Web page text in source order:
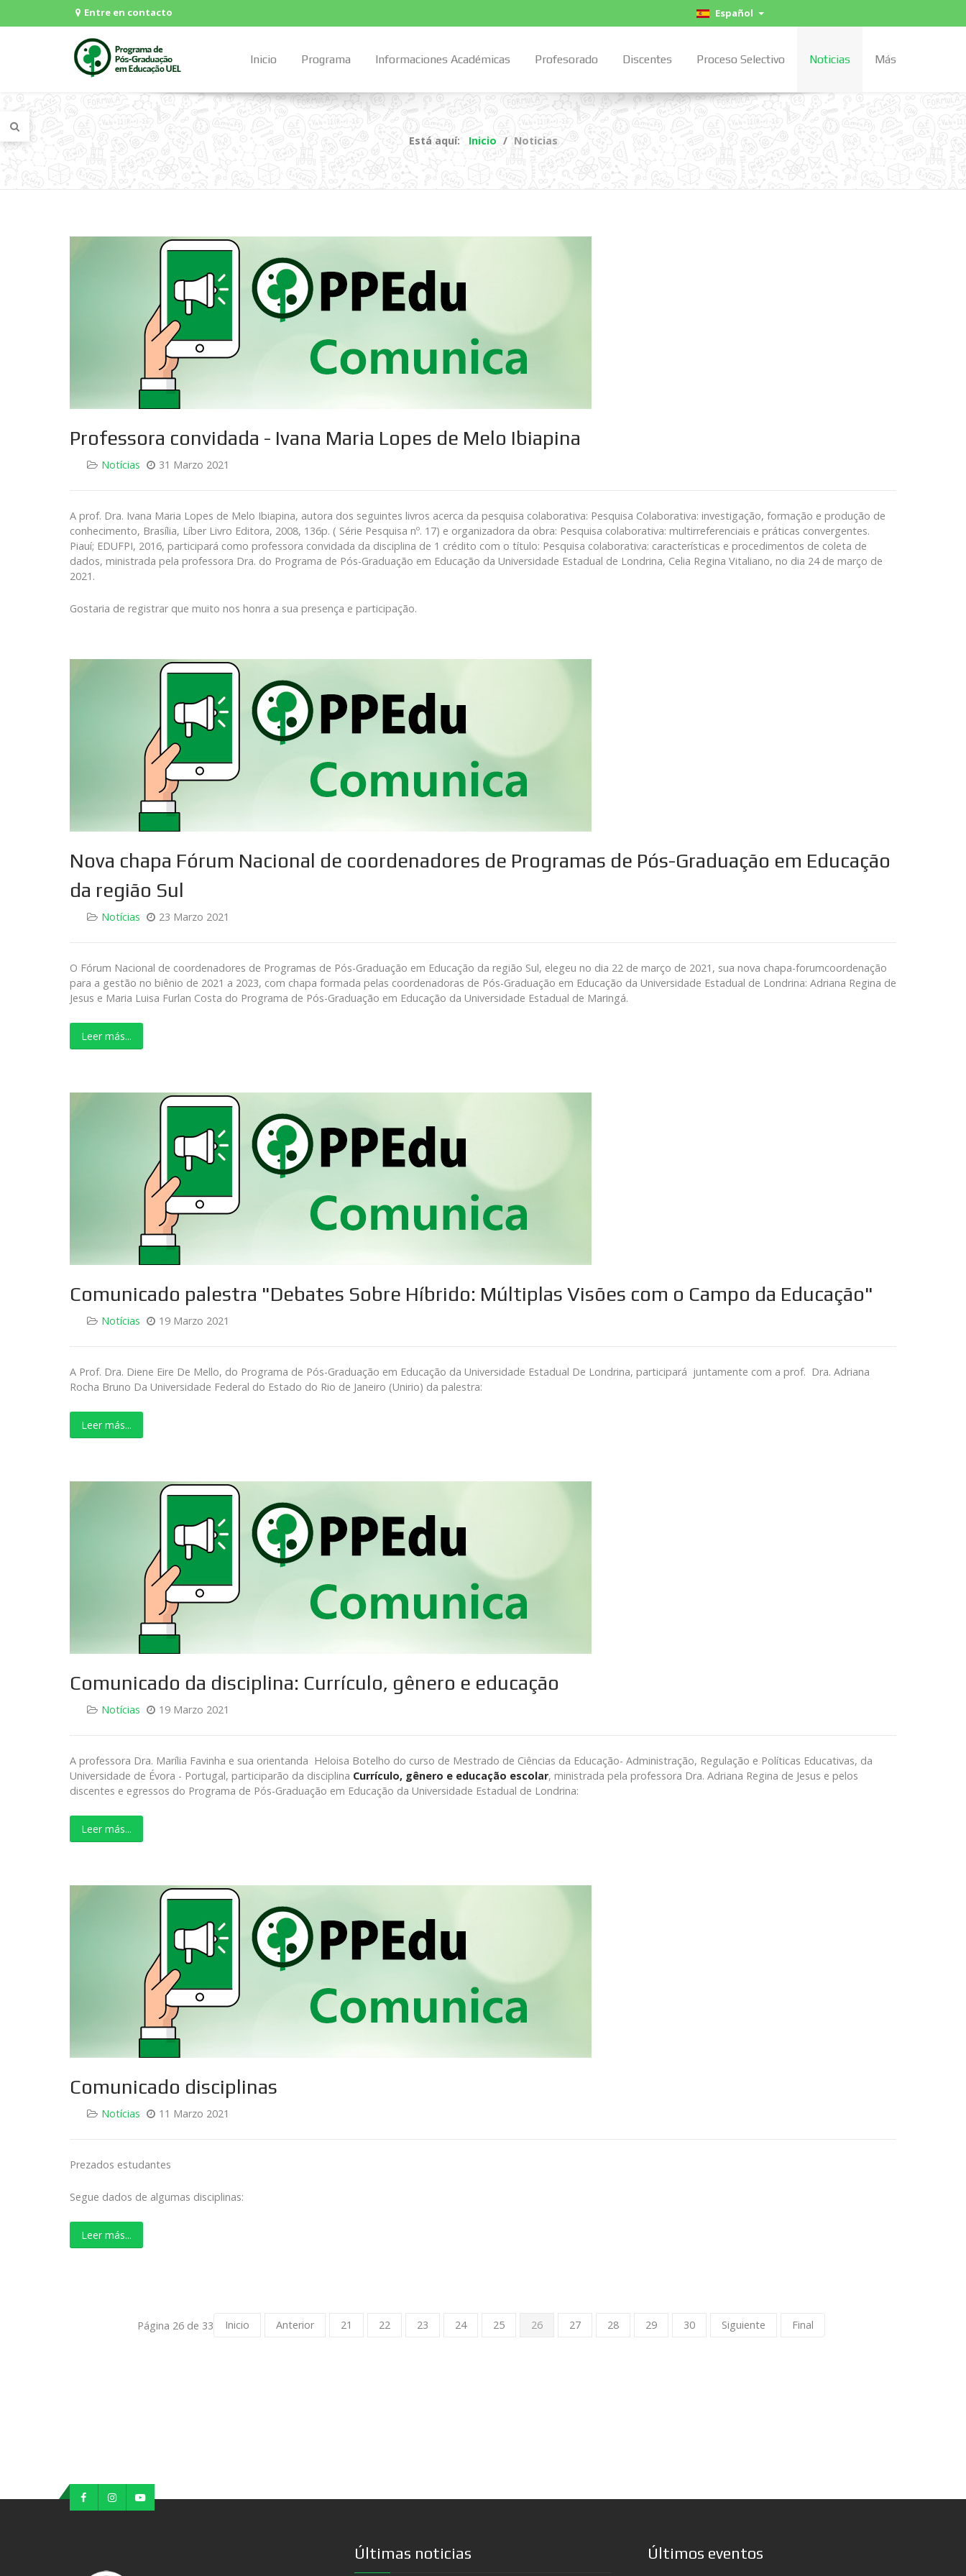
Entre en contacto Español
Inicio Programa Informaciones Académicas Profesorado Discentes Proceso Selectivo Noticias Más
Está aquí: Inicio Noticias
Professora convidada - Ivana Maria Lopes de Melo Ibiapina
Notícias 31 Marzo 2021
A prof. Dra. Ivana Maria Lopes de Melo Ibiapina, autora dos seguintes livros acerca da pesquisa colaborativa: Pesquisa Colaborativa: investigação, formação e produção de
conhecimento, Brasília, Líber Livro Editora, 2008, 136p. ( Série Pesquisa nº. 17) e organizadora da obra: Pesquisa colaborativa: multirreferenciais e práticas convergentes.
Piauí; EDUFPI, 2016, participará como professora convidada da disciplina de 1 crédito com o título: Pesquisa colaborativa: características e procedimentos de coleta de
dados, ministrada pela professora Dra. do Programa de Pós-Graduação em Educação da Universidade Estadual de Londrina, Celia Regina Vitaliano, no dia 24 de março de
2021.
Gostaria de registrar que muito nos honra a sua presença e participação.
Nova chapa Fórum Nacional de coordenadores de Programas de Pós-Graduação em Educação
da região Sul
Notícias 23 Marzo 2021
O Fórum Nacional de coordenadores de Programas de Pós-Graduação em Educação da região Sul, elegeu no dia 22 de março de 2021, sua nova chapa-forumcoordenação
para a gestão no biênio de 2021 a 2023, com chapa formada pelas coordenadoras de Pós-Graduação em Educação da Universidade Estadual de Londrina: Adriana Regina de
Jesus e Maria Luisa Furlan Costa do Programa de Pós-Graduação em Educação da Universidade Estadual de Maringá.
Leer más...
Comunicado palestra "Debates Sobre Híbrido: Múltiplas Visões com o Campo da Educação"
Notícias 19 Marzo 2021
A Prof. Dra. Diene Eire De Mello, do Programa de Pós-Graduação em Educação da Universidade Estadual De Londrina, participará juntamente com a prof. Dra. Adriana
Rocha Bruno Da Universidade Federal do Estado do Rio de Janeiro (Unirio) da palestra:
Leer más...
Comunicado da disciplina: Currículo, gênero e educação
Notícias 19 Marzo 2021
A professora Dra. Marília Favinha e sua orientanda Heloisa Botelho do curso de Mestrado de Ciências da Educação- Administração, Regulação e Políticas Educativas, da
Universidade de Évora - Portugal, participarão da disciplina Currículo, gênero e educação escolar, ministrada pela professora Dra. Adriana Regina de Jesus e pelos
discentes e egressos do Programa de Pós-Graduação em Educação da Universidade Estadual de Londrina:
Leer más...
Comunicado disciplinas
Notícias 11 Marzo 2021
Prezados estudantes
Segue dados de algumas disciplinas:
Leer más...
Página 26 de 33 Inicio Anterior 21 22 23 24 25 26 27 28 29 30 Siguiente Final
Últimas noticias Últimos eventos